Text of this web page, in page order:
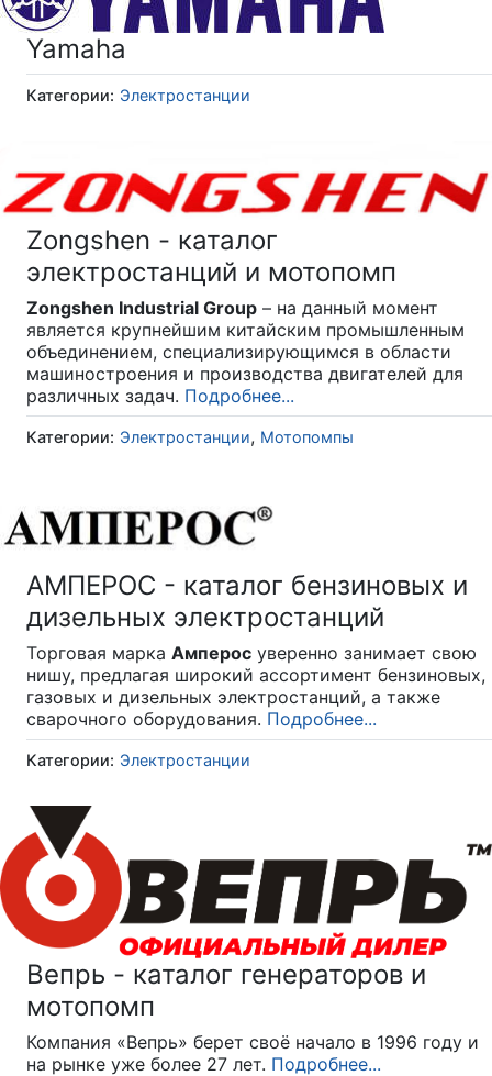
Yamaha
Категории: Электростанции
Zongshen - каталог
электростанций и мотопомп
Zongshen Industrial Group – на данный момент
является крупнейшим китайским промышленным
объединением, специализирующимся в области
машиностроения и производства двигателей для
различных задач. Подробнее...
Категории: Электростанции, Мотопомпы
АМПЕРОС - каталог бензиновых и
дизельных электростанций
Торговая марка Амперос уверенно занимает свою
нишу, предлагая широкий ассортимент бензиновых,
газовых и дизельных электростанций, а также
сварочного оборудования. Подробнее...
Категории: Электростанции
Вепрь - каталог генераторов и
мотопомп
Компания «Вепрь» берет своё начало в 1996 году и
на рынке уже более 27 лет. Подробнее...